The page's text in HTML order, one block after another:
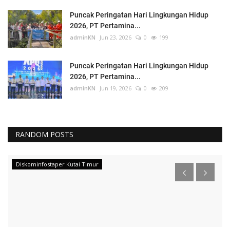
Puncak Peringatan Hari Lingkungan Hidup
2026, PT Pertamina...
adminKN Jun 23, 2026 0 199
Puncak Peringatan Hari Lingkungan Hidup
2026, PT Pertamina...
adminKN Jun 19, 2026 0 209
RANDOM POSTS
Diskominfostaper Kutai Timur